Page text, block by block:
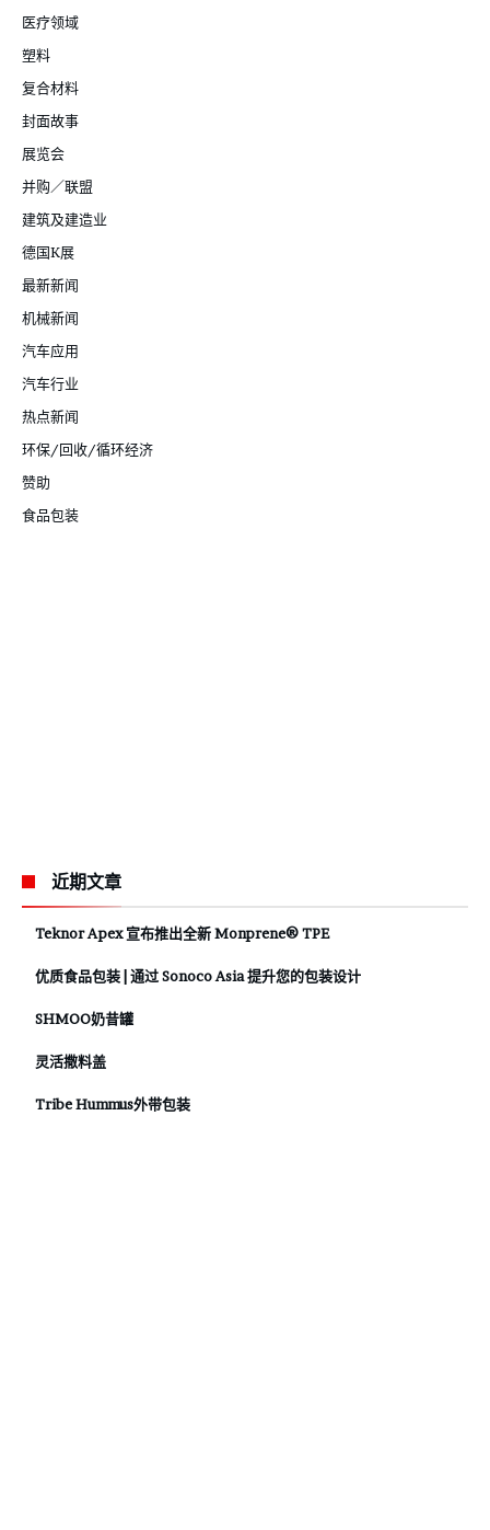
医疗领域
塑料
复合材料
封面故事
展览会
并购／联盟
建筑及建造业
德国K展
最新新闻
机械新闻
汽车应用
汽车行业
热点新闻
环保/回收/循环经济
赞助
食品包装
近期文章
Teknor Apex 宣布推出全新 Monprene® TPE
优质食品包装 | 通过 Sonoco Asia 提升您的包装设计
SHMOO奶昔罐
灵活撒料盖
Tribe Hummus外带包装